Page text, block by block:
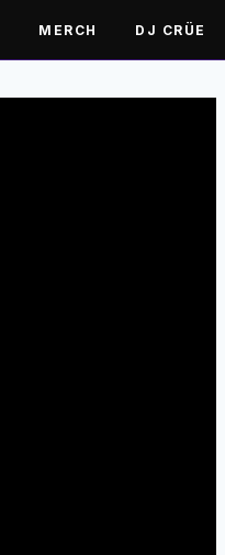
MERCH DJ CRÜE